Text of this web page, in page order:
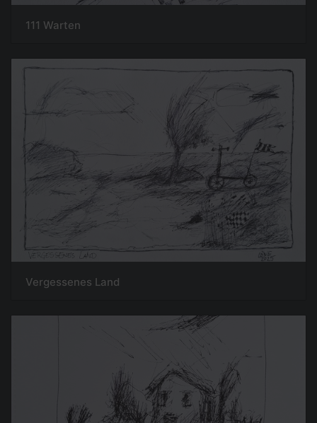
111 Warten
Vergessenes Land